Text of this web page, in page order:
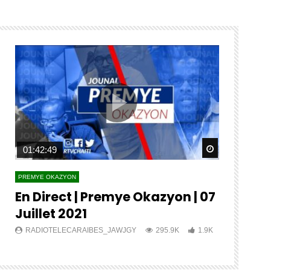
Watch Later Watch Later
01:42:49
PREMYE OKAZYON
En Direct | Premye Okazyon | 07
Juillet 2021
RADIOTELECARAIBES_JAWJGY 295.9K 1.9K
??
???? ????